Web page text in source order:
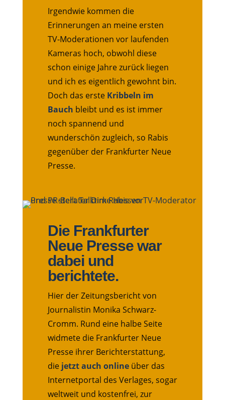
Irgendwie kommen die
Erinnerungen an meine ersten
TV-Moderationen vor laufenden
Kameras hoch, obwohl diese
schon einige Jahre zurück liegen
und ich es eigentlich gewohnt bin.
Doch das erste Kribbeln im
Bauch bleibt und es ist immer
noch spannend und
wunderschön zugleich, so Rabis
gegenüber der Frankfurter Neue
Presse.
Die Frankfurter
Neue Presse war
dabei und
berichtete.
Hier der Zeitungsbericht von
Journalistin Monika Schwarz-
Cromm. Rund eine halbe Seite
widmete die Frankfurter Neue
Presse ihrer Berichterstattung,
die jetzt auch online über das
Internetportal des Verlages, sogar
weltweit und kostenfrei, zur